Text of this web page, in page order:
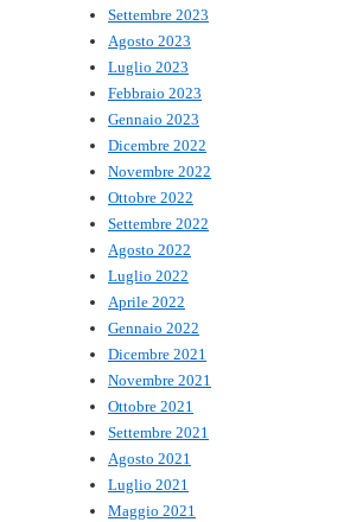
Settembre 2023
Agosto 2023
Luglio 2023
Febbraio 2023
Gennaio 2023
Dicembre 2022
Novembre 2022
Ottobre 2022
Settembre 2022
Agosto 2022
Luglio 2022
Aprile 2022
Gennaio 2022
Dicembre 2021
Novembre 2021
Ottobre 2021
Settembre 2021
Agosto 2021
Luglio 2021
Maggio 2021